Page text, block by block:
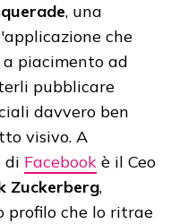
, una
che
piacimento ad
pubblicare
davvero ben
visivo. A
di Facebook è il Ceo
Zuckerberg,
profilo che lo ritrae